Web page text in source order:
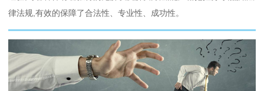
律法规,有效的保障了合法性、专业性、成功性。